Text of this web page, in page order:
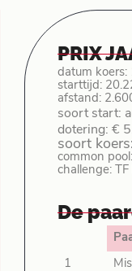
PRIX
datum
starttijd:
afstand:
soort start:
dotering: €
soort
common
challenge:
De
1